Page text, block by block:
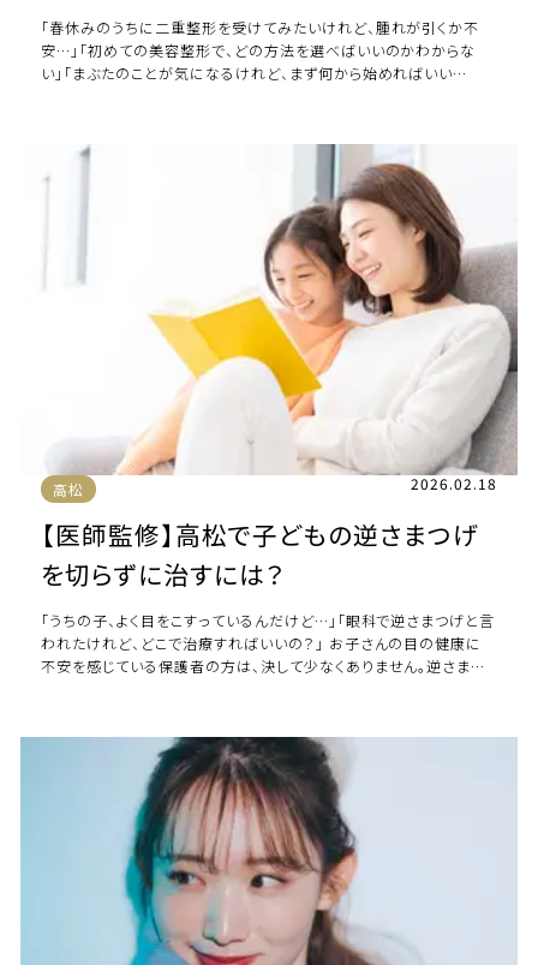
「春休みのうちに二重整形を受けてみたいけれど、腫れが引くか不
安…」「初めての美容整形で、どの方法を選べばいいのかわからな
い」「まぶたのことが気になるけれど、まず何から始めればいい
高松 2026.02.18
【医師監修】高松で子どもの逆さまつげ
を切らずに治すには？
「うちの子、よく目をこすっているんだけど…」「眼科で逆さまつげと言
われたけれど、どこで治療すればいいの？」 お子さんの目の健康に
不安を感じている保護者の方は、決して少なくありません。逆さまつ